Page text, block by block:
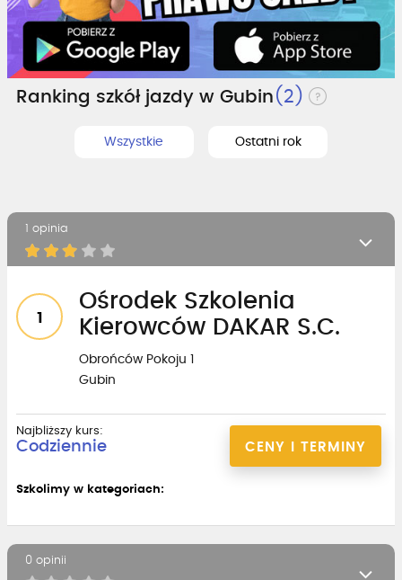
Ranking szkół jazdy w Gubin (2)
Wszystkie Ostatni rok
1 opinia
1
Ośrodek Szkolenia
Kierowców DAKAR S.C.
Obrońców Pokoju 1
Gubin
CENY I TERMINY
Najbliższy kurs:
Codziennie
Szkolimy w kategoriach:
0 opinii